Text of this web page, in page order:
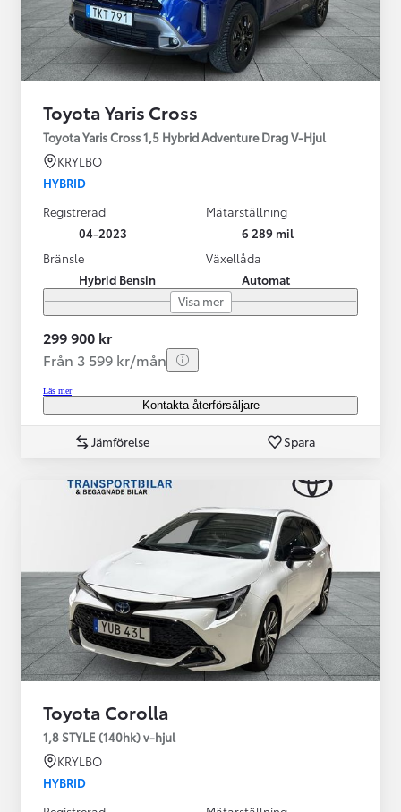
Toyota Yaris Cross
Toyota Yaris Cross 1,5 Hybrid Adventure Drag V-Hjul
KRYLBO
HYBRID
Registrerad
04-2023
Mätarställning
6 289 mil
Bränsle
Hybrid Bensin
Växellåda
Automat
Visa mer
299 900 kr
Från 3 599 kr/mån
Läs mer
Kontakta återförsäljare
Jämförelse Spara
Toyota Corolla
1,8 STYLE (140hk) v-hjul
KRYLBO
HYBRID